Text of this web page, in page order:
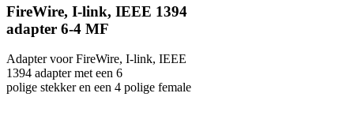
FireWire, I-link, IEEE 1394
adapter 6-4 MF
Adapter voor FireWire, I-link, IEEE
1394 adapter met een 6
polige stekker en een 4 polige female